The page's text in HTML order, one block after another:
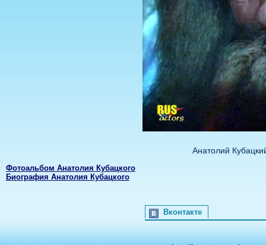
Анатолий
Фотоальбом Анатолия Кубацкого
Биография Анатолия Кубацкого
Вконтакте